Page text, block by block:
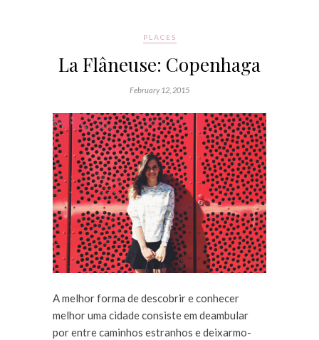
PLACES
La Flâneuse: Copenhaga
February 12, 2015
A melhor forma de descobrir e conhecer
melhor uma cidade consiste em deambular
por entre caminhos estranhos e deixarmo-